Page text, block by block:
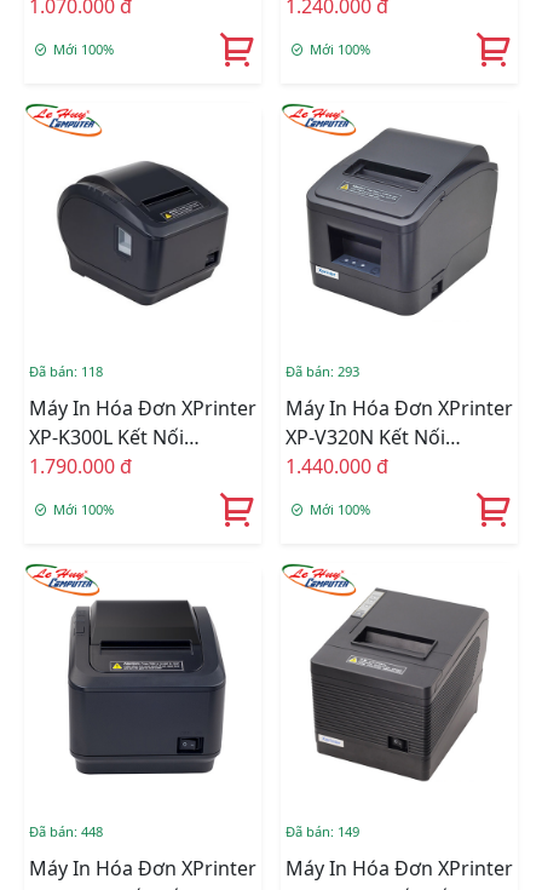
Hoặc LAN
1.070.000 đ
Mới 100%
1.240.000 đ
Mới 100%
Đã bán: 118
Máy In Hóa Đơn XPrinter
XP-K300L Kết Nối
USB/LAN/COM
1.790.000 đ
Mới 100%
Đã bán: 293
Máy In Hóa Đơn XPrinter
XP-V320N Kết Nối
USB/LAN
1.440.000 đ
Mới 100%
Đã bán: 448
Máy In Hóa Đơn XPrinter
Đã bán: 149
Máy In Hóa Đơn XPrinter